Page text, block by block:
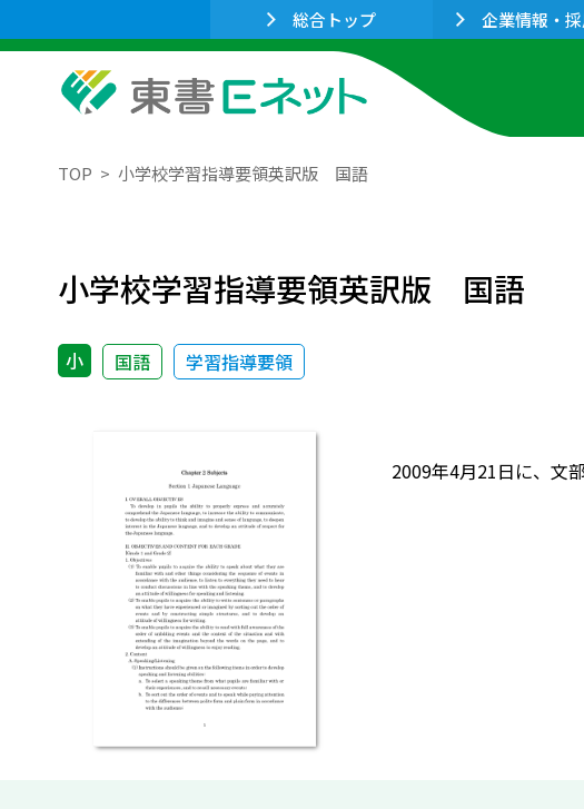
総合トップ 企業情報・
TOP 小学校学習指導要領英訳版 国語
小学校学習指導要領英訳版 国語
小 国語 学習指導要領
2009年4月21日に、文